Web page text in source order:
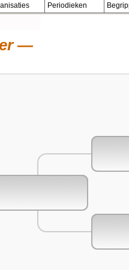
Periodieken